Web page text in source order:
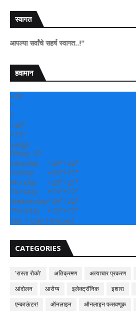
स्वागत
सहर्ष स्वागत..!"
हवामान
+28
°
C
+29°
+23°
Sangli
Friday, 07
Saturday
+29°+22°
Sunday
+30°+22°
Monday
+29°+21°
Tuesday
+29°+22°
Wednesday+29°+22°
Thursday
+29°+22°
See 7-Day Forecast
CATEGORIES
'रास्ता रोको' अतिक्रमण अत्याचार प्रकरण
आंदोलन
आरोग्य इलेक्ट्रॉनिक इशारा
एन्काऊंटर!
ऑनलाइन ऑनलाइन फसवणूक